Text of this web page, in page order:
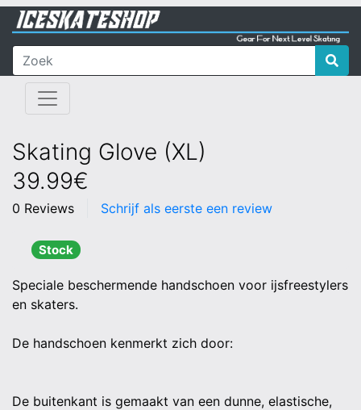
Skating Glove (XL)
39.99€
0 Reviews Schrijf als eerste een review
Stock
Speciale beschermende handschoen voor ijsfreestylers
en skaters.
De handschoen kenmerkt zich door:
De buitenkant is gemaakt van een dunne, elastische,